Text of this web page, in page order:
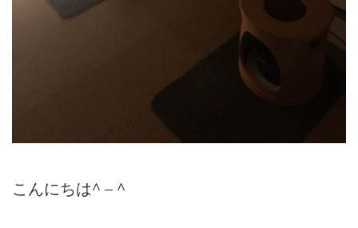
こんにちは^ – ^